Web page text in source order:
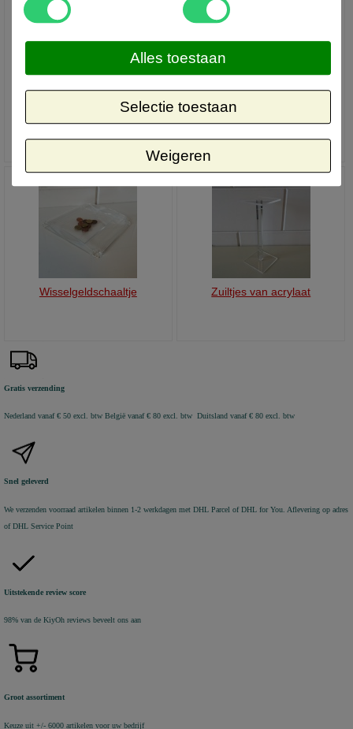
Voorzetvellen voor
Wisselgeldschaaltje Zuiltjes van acrylaat
Gratis verzending
Nederland vanaf € 50 excl. btwBelgië vanaf € 80 excl. btw Duitsland vanaf € 80 excl. btw
Snel geleverd
We verzenden voorraad artikelen binnen 1-2 werkdagen met DHL Parcel of DHL for You. Aflevering op adres
of DHL Service Point
Uitstekende review score
98% van de KiyOh reviews beveelt ons aan
Groot assortiment
Keuze uit +/- 6000 artikelen voor uw bedrijf
Weigeren
Selectie toestaan
Alles toestaan